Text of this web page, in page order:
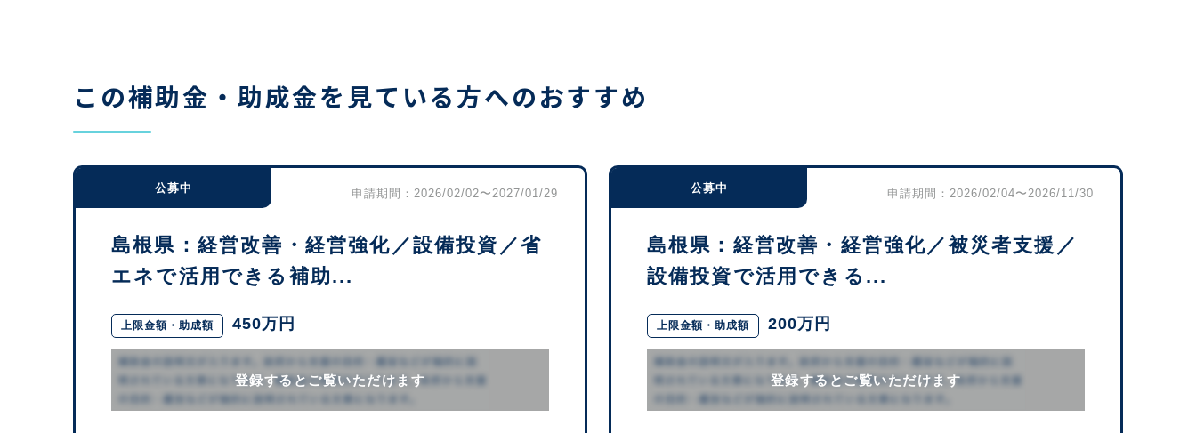
この補助金・助成金を見ている方へのおすすめ
公募中 申請期間：2026/02/02〜2027/01/29
島根県：経営改善・経営強化／設備投資／省
エネで活用できる補助...
上限金額・助成額 450万円
登録するとご覧いただけます
公募中 申請期間：2026/02/04〜2026/11/30
島根県：経営改善・経営強化／被災者支援／
設備投資で活用できる...
上限金額・助成額 200万円
登録するとご覧いただけます